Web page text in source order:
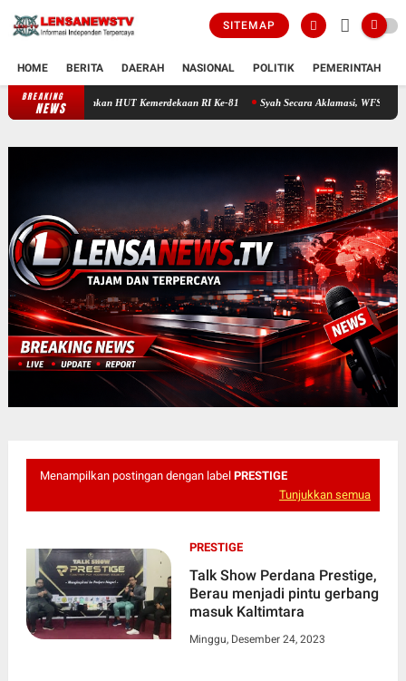
SITEMAP
HOME BERITA DAERAH NASIONAL POLITIK PEMERINTAH
BREAKING
NEWSDPD KO-WAPPI Pesawaran Gelar Beragam Lomba, Meriahkan HUT
Menampilkan postingan dengan label PRESTIGE
Tunjukkan semua
PRESTIGE
Talk Show Perdana Prestige,
Berau menjadi pintu gerbang
masuk Kaltimtara
Minggu, Desember 24, 2023